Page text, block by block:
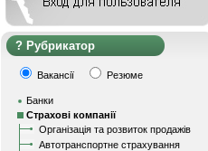
Рубрикатор
Вакансії Резюме
Банки
Страхові компанії
Організація та розвиток продажів
Автотранспортне страхування